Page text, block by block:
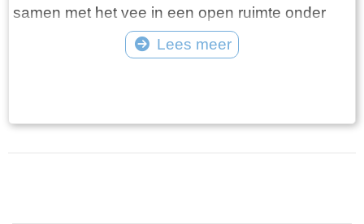
samen met het vee in een open ruimte onder
één dak. De ontwikkeling van de boerderij gaat
de volgende fase in, als de boer gescheiden
lager is dan het voorhuis. Daarachter de schuur,
die in lengte varieert afhankelijk van het aantal
Lees meer